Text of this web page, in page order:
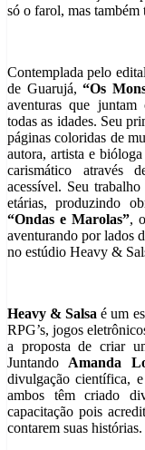
só o farol, mas também
Contemplada pelo
de Guarujá,“Os
aventuras que juntam
todas as idades. Seu
páginas coloridas de
autora, artista e bióloga
carismático através
acessível. Seu
etárias, produzindo
“Ondas e Marolas”,
aventurando por lados
no estúdio Heavy &
Heavy & Salsa é um
RPG’s, jogos
a proposta de criar
Juntando Amanda
divulgação científica,
ambos têm criado
capacitação pois
contarem suas histórias.